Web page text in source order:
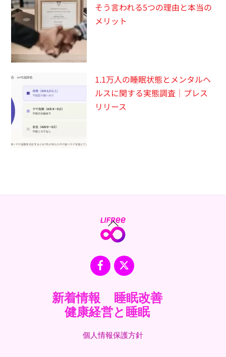
そう言われる5つの理由と本当の
メリット
1.1万人の睡眠状態とメンタルヘ
ルスに関する実態調査｜プレス
リリース
Back
To
Facebook
X
新着情報
睡眠改善
健康経営と睡眠
個人情報保護方針